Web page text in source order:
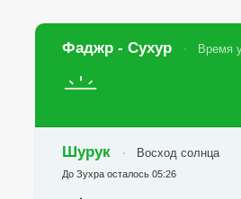
Фаджр - Сухур Время
Шурук Восход солнца
До Зухра осталось 05:26